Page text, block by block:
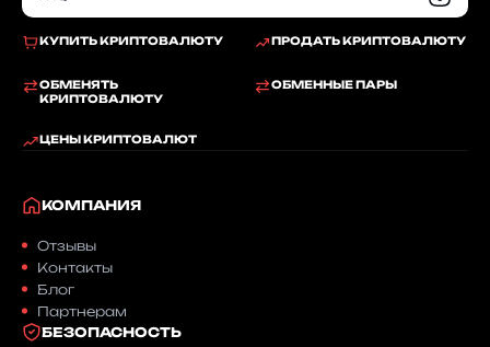
КУПИТЬ КРИПТОВАЛЮТУ ПРОДАТЬ КРИПТОВАЛЮТУ
ОБМЕНЯТЬ
КРИПТОВАЛЮТУ
ОБМЕННЫЕ ПАРЫ
ЦЕНЫ КРИПТОВАЛЮТ
КОМПАНИЯ
Отзывы
Контакты
Блог
Партнерам
БЕЗОПАСНОСТЬ